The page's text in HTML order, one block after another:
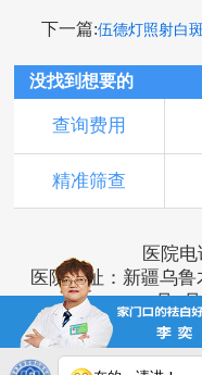
下一篇:伍德灯照射白
没找到想要的
查询费用
精准筛查
医院
医院地址：新疆乌
号1
版权所有：
新